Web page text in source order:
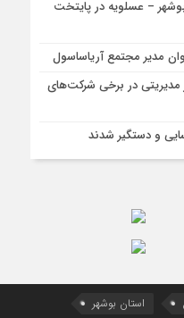
– عسلویه در پایتخت
مدیر مجتمع آریاساسول
در برخی شرکت‌های
و دستگیر شدند
استان بوشهر